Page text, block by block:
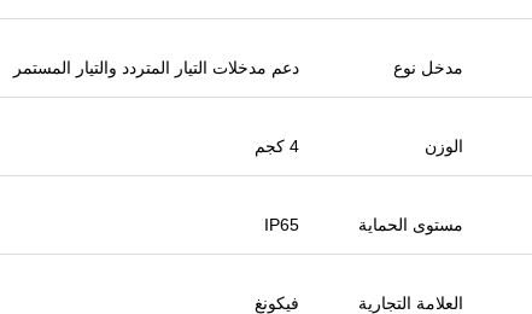
مدخل نوع دعم مدخلات التيار المتردد والتيار المستمر
الوزن 4 كجم
مستوى الحماية IP65
العلامة التجارية فيكونغ